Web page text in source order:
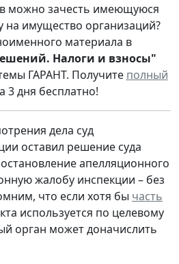
можно зачесть имеющуюся
на имущество организаций?
материала в
Налоги и взносы"
ГАРАНТ. Получите полный
3 дня бесплатно!
дела суд
оставил решение суда
апелляционного
жалобу инспекции – без
что если хотя бы часть
используется по целевому
орган может доначислить